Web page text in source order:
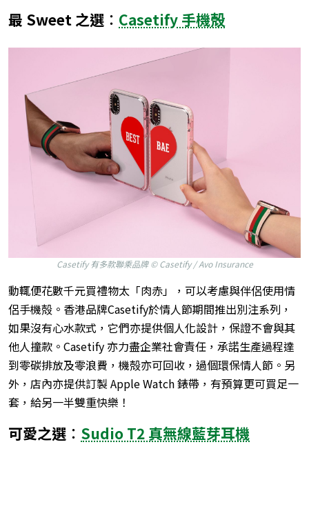
最 Sweet 之選︰ Casetify 手機殻
Casetify 有多款聯乘品牌 © Casetify / Avo Insurance
動輒便花數千元買禮物太「肉赤」，可以考慮與伴侶使用情
侶手機殻。香港品牌Casetify於情人節期間推出別注系列，
如果沒有心水款式，它們亦提供個人化設計，保證不會與其
他人撞款。Casetify 亦力盡企業社會責任，承諾生產過程達
到零碳排放及零浪費，機殻亦可回收，過個環保情人節。另
外，店內亦提供訂製 Apple Watch 錶帶，有預算更可買足一
套，給另一半雙重快樂！
可愛之選︰ Sudio T2 真無線藍芽耳機